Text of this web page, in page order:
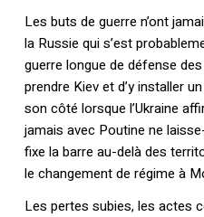
Les buts de guerre n’ont
la Russie qui s’est
guerre longue de défense
prendre Kiev et d’y installer
son côté lorsque l’Ukraine
jamais avec Poutine ne
fixe la barre au-delà des
le changement de régime à
Les pertes subies, les actes